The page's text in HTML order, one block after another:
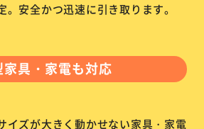
。安全かつ迅速に引き取ります。
家具・家電も対応
イズが大きく動かせない家具・家電